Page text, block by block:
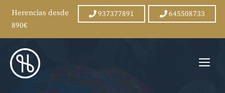
Herencias desde
890€
937377891 645508733
contenido